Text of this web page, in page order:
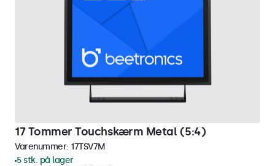
17 Tommer Touchskærm Metal (5:4)
Varenummer: 17TSV7M
5 stk. på lager